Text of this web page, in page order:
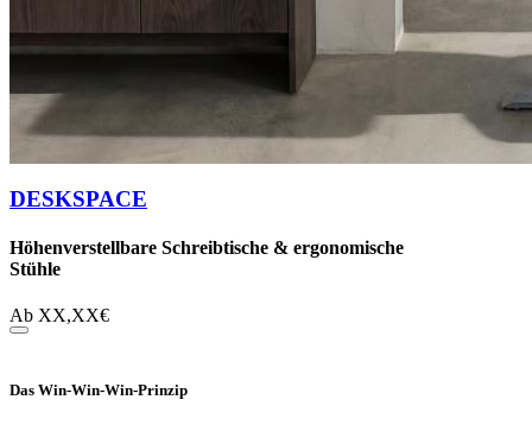
DESKSPACE
Höhenverstellbare Schreibtische & ergonomische
Stühle
Ab XX,XX€
Das Win-Win-Win-Prinzip